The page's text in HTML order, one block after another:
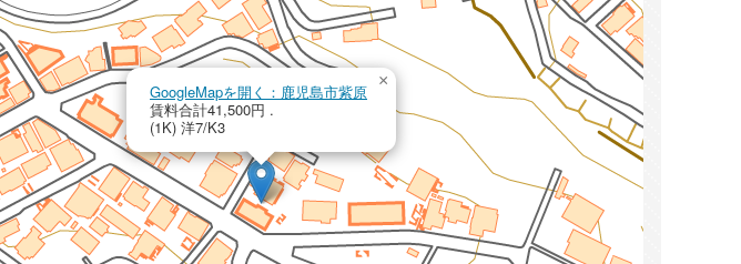
GoogleMapを開く：鹿児島市紫原
賃料合計41,500円 .
(1K) 洋7/K3
×